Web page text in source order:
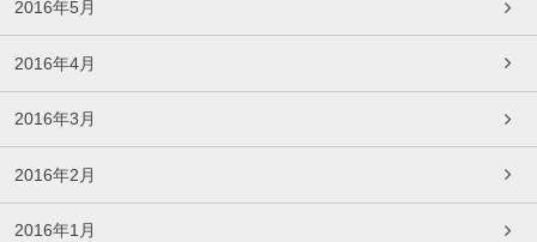
2016年5月
2016年4月
2016年3月
2016年2月
2016年1月